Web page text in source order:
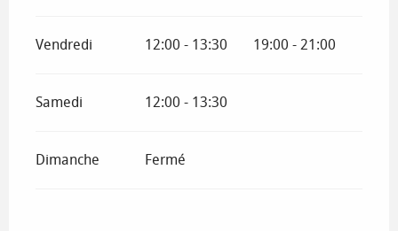
Vendredi 12:00 - 13:30 19:00 - 21:00
Samedi 12:00 - 13:30
Dimanche Fermé